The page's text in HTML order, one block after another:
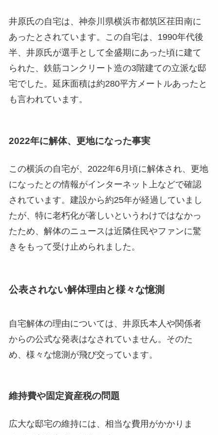
井原氏の自宅は、神奈川県横浜市都筑区荏田南に
あったとされています。この自宅は、1990年代後
半、井原氏が選手として全盛期にあった頃に建て
られた、鉄筋コンクリート造の3階建ての立派な邸
宅でした。延床面積は約280平方メートルあったと
も言われています。
2022年に解体、更地になった事実
この横浜の自宅が、2022年6月頃に解体され、更地
になったとの情報がインターネット上などで確認
されています。建設から約25年が経過していまし
たが、特に老朽化が著しいというわけではなかっ
たため、解体のニュースは近隣住民やファンに驚
きをもって受け止められました。
公表されない解体理由と様々な憶測
自宅解体の理由については、井原氏本人や関係者
からの公式な発表はなされていません。そのた
め、様々な憶測が飛び交っています。
維持費や固定資産税の問題
広大な邸宅の維持には、相当な費用がかかりま